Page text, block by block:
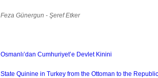
Feza Günergun - Şeref Etker
Osmanlı’dan Cumhuriyet’e Devlet Kinini
State Quinine in Turkey from the Ottoman to the